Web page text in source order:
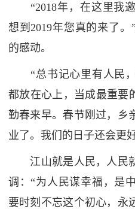
“2018年，在这里我邀
想到2019年您真的来了
的感动。
“总书记心里有人民，
都放在心上，当成最重要
勤春来早。春节刚过，乡
业了。我们的日子还会更
江山就是人民，人民
调：“为人民谋幸福，是
要时刻不忘这个初心，永